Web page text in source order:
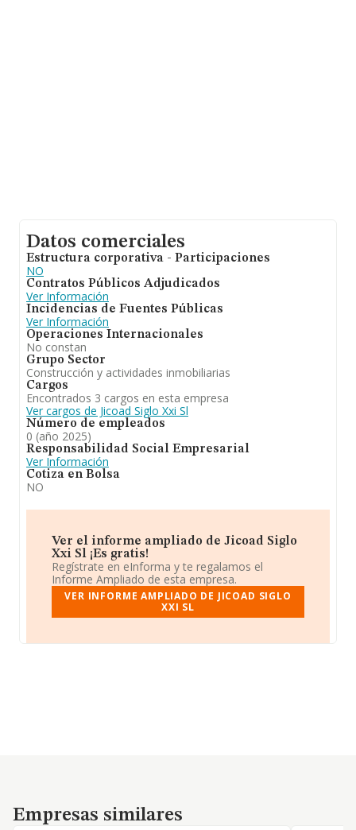
Datos comerciales
Estructura corporativa - Participaciones
NO
Contratos Públicos Adjudicados
Ver Información
Incidencias de Fuentes Públicas
Ver Información
Operaciones Internacionales
No constan
Grupo Sector
Construcción y actividades inmobiliarias
Cargos
Encontrados 3 cargos en esta empresa
Ver cargos de Jicoad Siglo Xxi Sl
Número de empleados
0 (año 2025)
Responsabilidad Social Empresarial
Ver Información
Cotiza en Bolsa
NO
Ver el informe ampliado de Jicoad Siglo
Xxi Sl ¡Es gratis!
Regístrate en eInforma y te regalamos el
Informe Ampliado de esta empresa.
VER INFORME AMPLIADO DE JICOAD SIGLO
XXI SL
Empresas similares
Empresas similares